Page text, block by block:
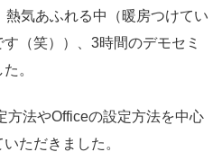
気あふれる中（暖房つけてい
（笑））、3時間のデモセミ
。
方法やOfficeの設定方法を中心
ただきました。